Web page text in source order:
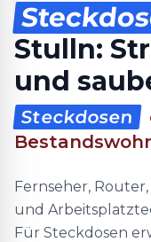
Stulln:
und
Steckdosen
Fernseher,
und
Für Steckdosen